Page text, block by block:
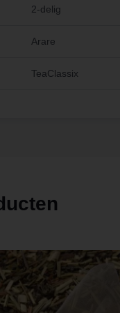
2-delig
Arare
TeaClassix